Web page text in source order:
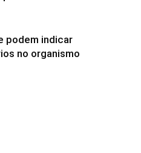
podem indicar
no organismo